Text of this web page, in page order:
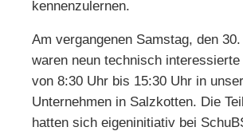
kennenzulernen.
Am vergangenen Samstag, den
waren neun technisch
von 8:30 Uhr bis 15:30 Uhr in
Unternehmen in Salzkotten. Die
hatten sich eigeninitiativ bei